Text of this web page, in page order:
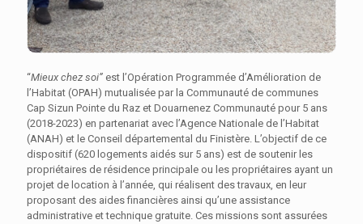
“Mieux chez soi” est l’Opération Programmée d’Amélioration de
l’Habitat (OPAH) mutualisée par la Communauté de communes
Cap Sizun Pointe du Raz et Douarnenez Communauté pour 5 ans
(2018-2023) en partenariat avec l’Agence Nationale de l’Habitat
(ANAH) et le Conseil départemental du Finistère. L’objectif de ce
dispositif (620 logements aidés sur 5 ans) est de soutenir les
propriétaires de résidence principale ou les propriétaires ayant un
projet de location à l’année, qui réalisent des travaux, en leur
proposant des aides financières ainsi qu’une assistance
administrative et technique gratuite. Ces missions sont assurées